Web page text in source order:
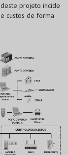
projeto incide
custos de forma